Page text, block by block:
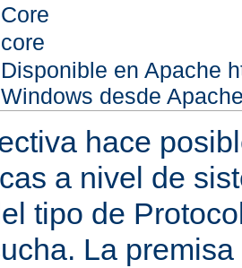
Core
core
Disponible en Apache
Windows desde
hace
a nivel de
tipo de
La